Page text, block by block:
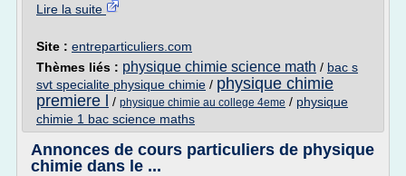
Lire la suite
Site : entreparticuliers.com
Thèmes liés : physique chimie science math / bac s
svt specialite physique chimie / physique chimie
premiere l
/ physique chimie au college 4eme / physique
chimie 1 bac science maths
Annonces de cours particuliers de physique
chimie dans le ...